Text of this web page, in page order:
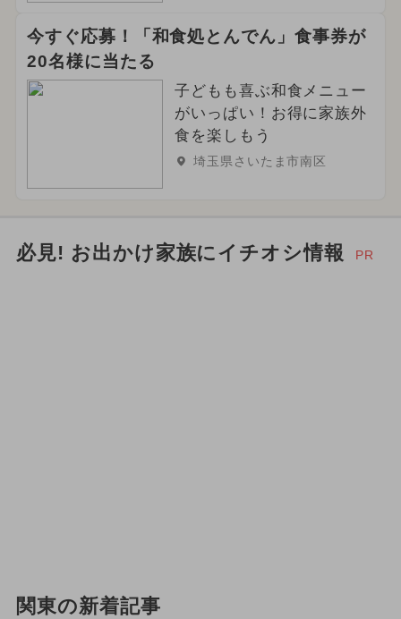
今すぐ応募！「和食処とんでん」食事券が
20名様に当たる
子どもも喜ぶ和食メニュー
がいっぱい！お得に家族外
食を楽しもう
埼玉県さいたま市南区
必見! お出かけ家族にイチオシ情報 PR
関東の新着記事